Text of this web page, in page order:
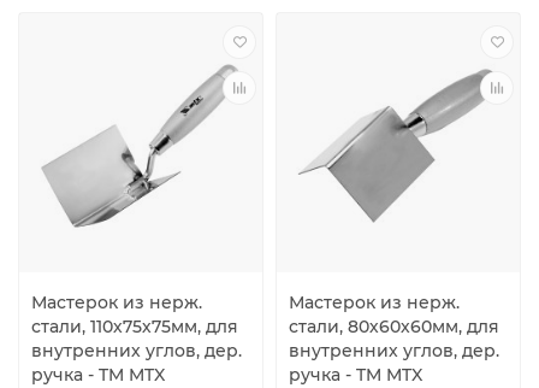
Мастерок из нерж.
стали, 110х75х75мм, для
внутренних углов, дер.
ручка - TM MTX
Мастерок из нерж.
стали, 80х60х60мм, для
внутренних углов, дер.
ручка - TM MTX